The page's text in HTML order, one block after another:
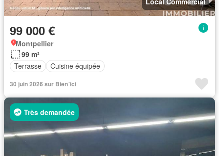
99 000 €
Montpellier
99 m²
Terrasse
Cuisine équipée
30 juin 2026 sur Bien´ici
Très demandée